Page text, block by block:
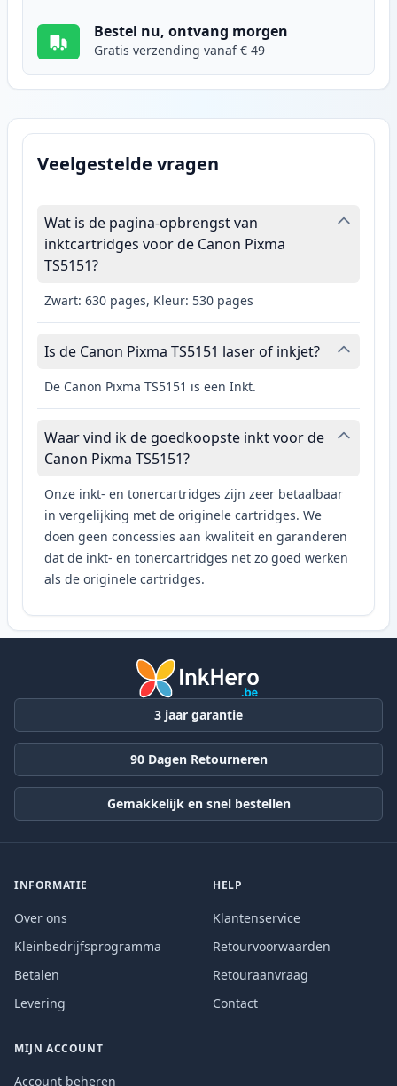
Bestel nu, ontvang morgen
Gratis verzending vanaf € 49
Veelgestelde vragen
Wat is de pagina-opbrengst van
inktcartridges voor de Canon Pixma
TS5151?
Zwart: 630 pages, Kleur: 530 pages
Is de Canon Pixma TS5151 laser of inkjet?
De Canon Pixma TS5151 is een Inkt.
Waar vind ik de goedkoopste inkt voor de
Canon Pixma TS5151?
Onze inkt- en tonercartridges zijn zeer betaalbaar
in vergelijking met de originele cartridges. We
doen geen concessies aan kwaliteit en garanderen
dat de inkt- en tonercartridges net zo goed werken
als de originele cartridges.
3 jaar garantie
90 Dagen Retourneren
Gemakkelijk en snel bestellen
INFORMATIE
Over ons
Kleinbedrijfsprogramma
Betalen
Levering
HELP
Klantenservice
Retourvoorwaarden
Retouraanvraag
Contact
MIJN ACCOUNT
Account beheren